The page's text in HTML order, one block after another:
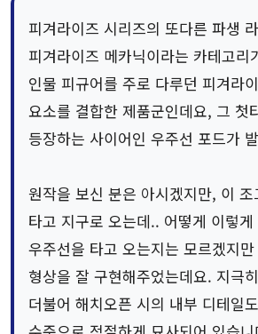
피겨라이즈 시리즈의 또다른 파생
피겨라이즈 메카닉이라는 카테고리
인물 피규어를 주로 다루던 피겨라
요소를 결합한 제품군인데요, 그 첫
등장하는 사이어인 우주선 포드가
원작을 보신 분은 아시겠지만, 이
타고 지구로 오는데.. 어떻게 이렇
우주선을 타고 오는지는 모르겠지
형상을 잘 구현해주었는데요. 지극
더불어 해치오픈 시의 내부 디테일